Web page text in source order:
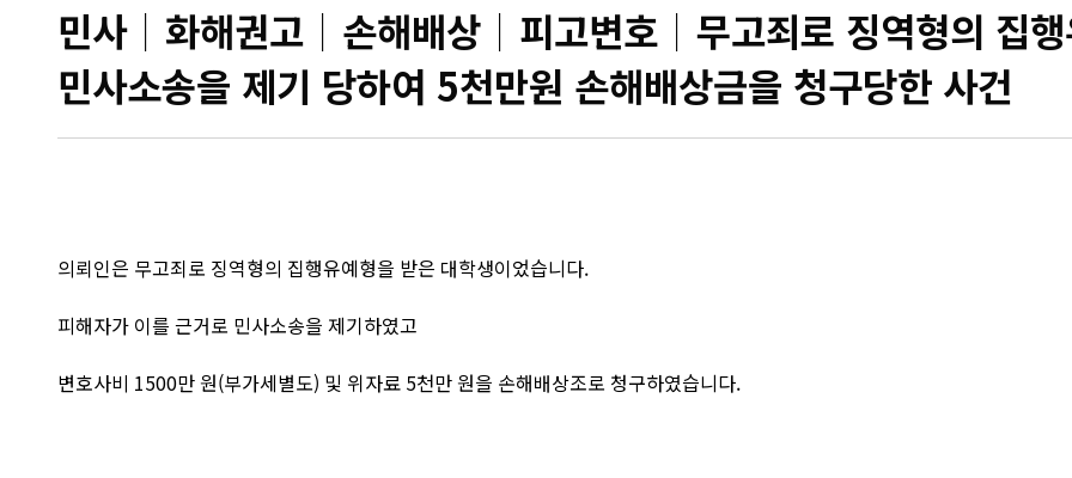
민사│화해권고│손해배상│피고변호│무고죄로 징역형의 집행
민사소송을 제기 당하여 5천만원 손해배상금을 청구당한 사건
의뢰인은 무고죄로 징역형의 집행유예형을 받은 대학생이었습니다.
피해자가 이를 근거로 민사소송을 제기하였고
​변호사비 1500만 원(부가세별도) 및 위자료 5천만 원을 손해배상조로 청구하였습니다.